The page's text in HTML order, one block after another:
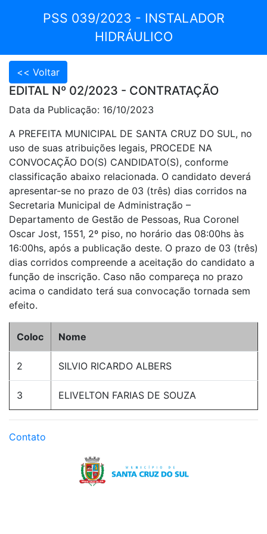
PSS 039/2023 - INSTALADOR
HIDRÁULICO
EDITAL Nº 02/2023 - CONTRATAÇÃO
Data da Publicação: 16/10/2023
A PREFEITA MUNICIPAL DE SANTA CRUZ DO SUL, no
uso de suas atribuições legais, PROCEDE NA
CONVOCAÇÃO DO(S) CANDIDATO(S), conforme
classificação abaixo relacionada. O candidato deverá
apresentar-se no prazo de 03 (três) dias corridos na
Secretaria Municipal de Administração –
Departamento de Gestão de Pessoas, Rua Coronel
Oscar Jost, 1551, 2º piso, no horário das 08:00hs às
16:00hs, após a publicação deste. O prazo de 03 (três)
dias corridos compreende a aceitação do candidato a
função de inscrição. Caso não compareça no prazo
acima o candidato terá sua convocação tornada sem
efeito.
Coloc Nome
2 SILVIO RICARDO ALBERS
3 ELIVELTON FARIAS DE SOUZA
Contato